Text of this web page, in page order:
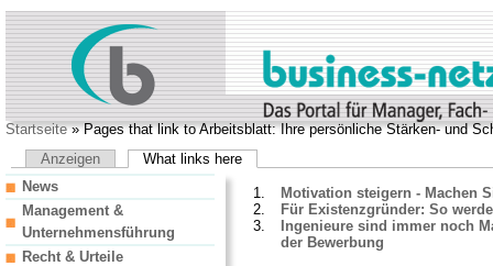
Startseite» Pages that link to Arbeitsblatt: Ihre persönliche Stärken- und
Anzeigen
What links here
Motivation steigern - Machen
Für Existenzgründer: So
Ingenieure sind immer noch
der Bewerbung
News
Management &
Unternehmensführung
Recht & Urteile